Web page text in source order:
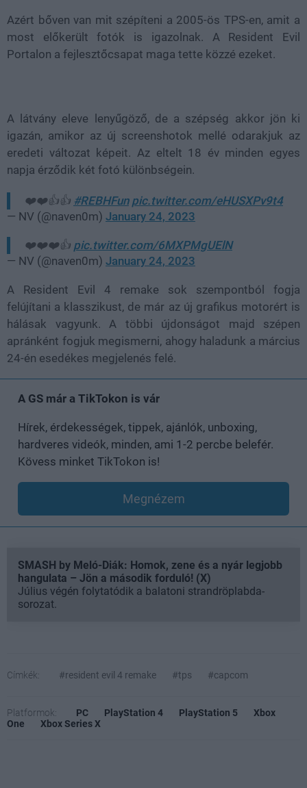
Azért bőven van mit szépíteni a 2005-ös TPS-en, amit a
most előkerült fotók is igazolnak. A Resident Evil
Portalon a fejlesztőcsapat maga tette közzé ezeket.
A látvány eleve lenyűgöző, de a szépség akkor jön ki
igazán, amikor az új screenshotok mellé odarakjuk az
eredeti változat képeit. Az eltelt 18 év minden egyes
napja érződik két fotó különbségein.
❤️❤️👍👍 #REBHFun pic.twitter.com/eHUSXPv9t4
— NV (@naven0m) January 24, 2023
❤️❤️❤️👍 pic.twitter.com/6MXPMgUElN
— NV (@naven0m) January 24, 2023
A Resident Evil 4 remake sok szempontból fogja
felújítani a klasszikust, de már az új grafikus motorért is
hálásak vagyunk. A többi újdonságot majd szépen
apránként fogjuk megismerni, ahogy haladunk a március
24-én esedékes megjelenés felé.
A GS már a TikTokon is vár
Hírek, érdekességek, tippek, ajánlók, unboxing,
hardveres videók, minden, ami 1-2 percbe belefér.
Kövess minket TikTokon is!
Megnézem
SMASH by Meló-Diák: Homok, zene és a nyár legjobb
hangulata – Jön a második forduló! (X)
Július végén folytatódik a balatoni strandröplabda-
sorozat.
Címkék: #resident evil 4 remake #tps #capcom
Platformok: PC PlayStation 4 PlayStation 5
Xbox
One
Xbox Series X